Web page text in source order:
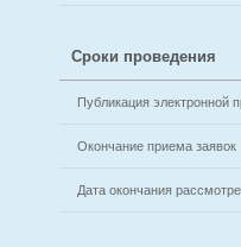
Сроки проведения
Публикация электронной
Окончание приема заявок
Дата окончания